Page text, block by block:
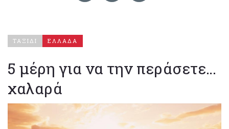
ΤΑΞΙΔΙ ΕΛΛΑΔΑ
5 μέρη για να την περάσετε…
χαλαρά